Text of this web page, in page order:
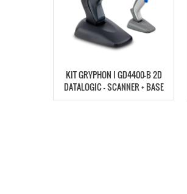
KIT GRYPHON I GD4400-B 2D
DATALOGIC – SCANNER + BASE